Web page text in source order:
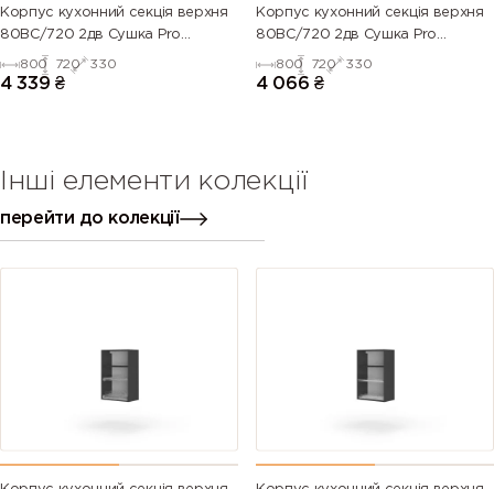
Корпус кухонний секцiя верхня
80ВС/720 2дв Сушка Pro
Blum+Rejs(Дуб Крафт (Серія М))
800 720 330
4 339 ₴
Корпус кухонний секцiя верхня
80ВС/720 2дв Сушка Pro
Blum+Rejs(Білий (Серія М))
800 720 330
4 066 ₴
Інші елементи колекції
перейти до колекції